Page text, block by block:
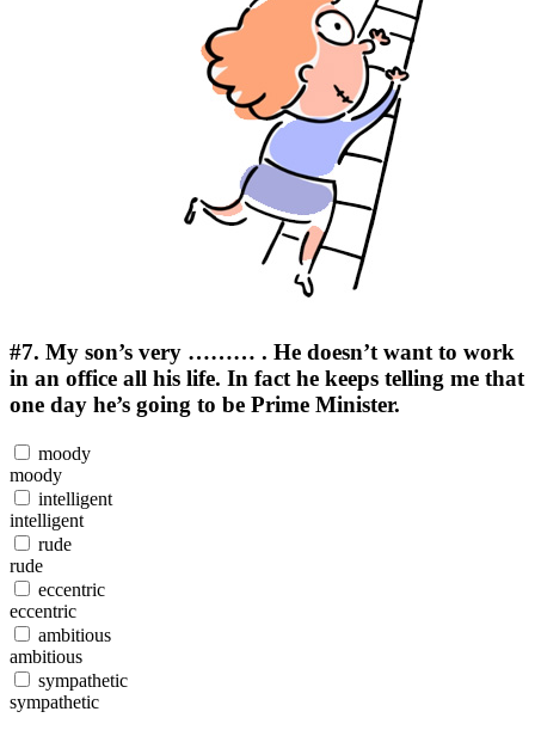
#7. My son’s very ……… . He doesn’t want to work
in an office all his life. In fact he keeps telling me that
one day he’s going to be Prime Minister.
moody
moody
intelligent
intelligent
rude
rude
eccentric
eccentric
ambitious
ambitious
sympathetic
sympathetic